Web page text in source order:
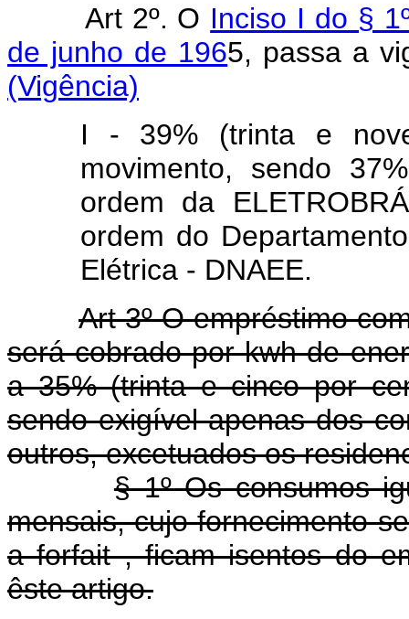
Art 2º. O Inciso I do §
de junho de 1965, passa a
(Vigência)
I - 39% (trinta e
movimento, sendo
ordem da
ordem do
Elétrica - DNAEE.
Art 3º O empréstimo
será cobrado por kwh de
a 35% (trinta e cinco por
sendo exigível apenas dos
outros, excetuados os
§ 1º Os consumos
mensais, cujo fornecimento
a forfait , ficam isentos do
êste artigo.